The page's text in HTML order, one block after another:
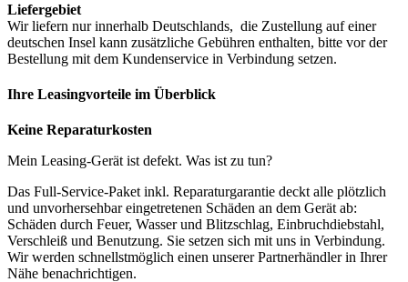
Liefergebiet
Wir liefern nur innerhalb Deutschlands, die Zustellung auf einer
deutschen Insel kann zusätzliche Gebühren enthalten, bitte vor der
Bestellung mit dem Kundenservice in Verbindung setzen.
Ihre Leasingvorteile im Überblick
Keine Reparaturkosten
Mein Leasing-Gerät ist defekt. Was ist zu tun?
Das Full-Service-Paket inkl. Reparaturgarantie deckt alle plötzlich
und unvorhersehbar eingetretenen Schäden an dem Gerät ab:
Schäden durch Feuer, Wasser und Blitzschlag, Einbruchdiebstahl,
Verschleiß und Benutzung. Sie setzen sich mit uns in Verbindung.
Wir werden schnellstmöglich einen unserer Partnerhändler in Ihrer
Nähe benachrichtigen.